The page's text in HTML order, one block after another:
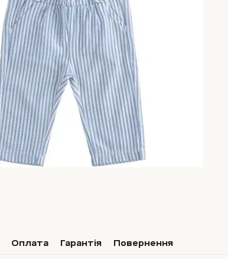
Оплата Гарантія Повернення